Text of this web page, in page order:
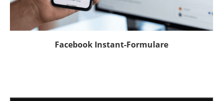
Facebook Instant-Formulare